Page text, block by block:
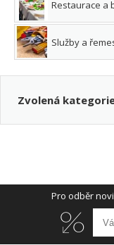
Restaurace a
Služby a
Zvolená
Pro odběr